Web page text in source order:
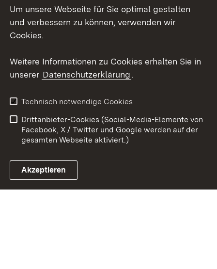
Social Wall
Youtube
Link zum Landesportal
Kontakt
Datenschutz
Barrierefreiheit
Impressum Cookies
Um unsere Webseite für Sie optimal gestalten
und verbessern zu können, verwenden wir
Cookies.
Weitere Informationen zu Cookies erhalten Sie in
unserer Datenschutzerklärung.
Technisch notwendige Cookies
Drittanbieter-Cookies (Social-Media-Elemente von
Facebook, X / Twitter und Google werden auf der
gesamten Webseite aktiviert.)
Akzeptieren